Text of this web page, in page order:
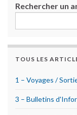
Rechercher un
TOUS LES
1 – Voyages /
3 – Bulletins